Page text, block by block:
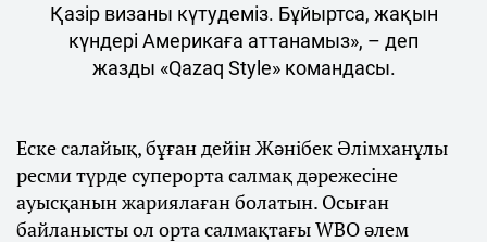
Қазір визаны күтудеміз. Бұйыртса, жақын
күндері Америкаға аттанамыз», – деп
жазды «Qazaq Style» командасы.
Еске салайық, бұған дейін Жәнібек Әлімханұлы
ресми түрде суперорта салмақ дәрежесіне
ауысқанын жариялаған болатын. Осыған
байланысты ол орта салмақтағы WBO әлем